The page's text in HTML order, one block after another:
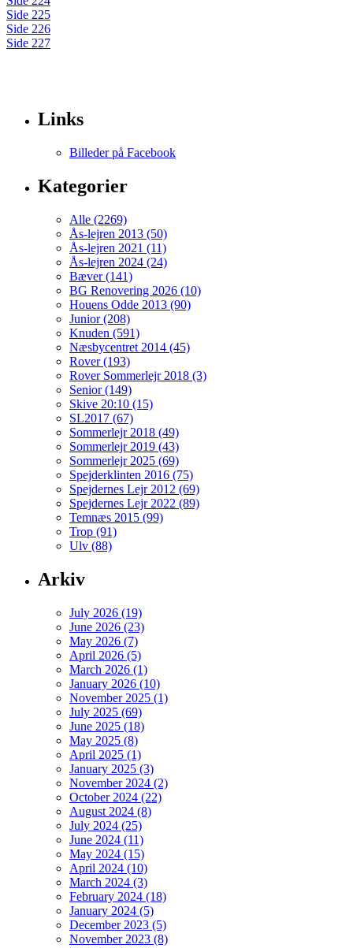
Side 225
Side 226
Side 227
Links
Billeder på Facebook
Kategorier
Alle (2269)
Ås-lejren 2013 (50)
Ås-lejren 2021 (11)
Ås-lejren 2024 (24)
Bæver (141)
BG Renovering 2026 (10)
Houens Odde 2013 (90)
Junior (208)
Knuden (591)
Næsbycentret 2014 (45)
Rover (193)
Rover Sommerlejr 2018 (3)
Senior (149)
Skive 20:10 (15)
SL2017 (67)
Sommerlejr 2018 (49)
Sommerlejr 2019 (43)
Sommerlejr 2025 (69)
Spejderklinten 2016 (75)
Spejdernes Lejr 2012 (69)
Spejdernes Lejr 2022 (89)
Temnæs 2015 (99)
Trop (91)
Ulv (88)
Arkiv
July 2026 (19)
June 2026 (23)
May 2026 (7)
April 2026 (5)
March 2026 (1)
January 2026 (10)
November 2025 (1)
July 2025 (69)
June 2025 (18)
May 2025 (8)
April 2025 (1)
January 2025 (3)
November 2024 (2)
October 2024 (22)
August 2024 (8)
July 2024 (25)
June 2024 (11)
May 2024 (15)
April 2024 (10)
March 2024 (3)
February 2024 (18)
January 2024 (5)
December 2023 (5)
November 2023 (8)